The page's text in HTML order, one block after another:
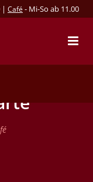
| Café - Mi-So ab 11.00